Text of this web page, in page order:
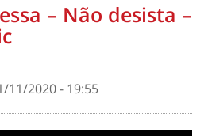
– Não desista –
11/2020 - 19:55